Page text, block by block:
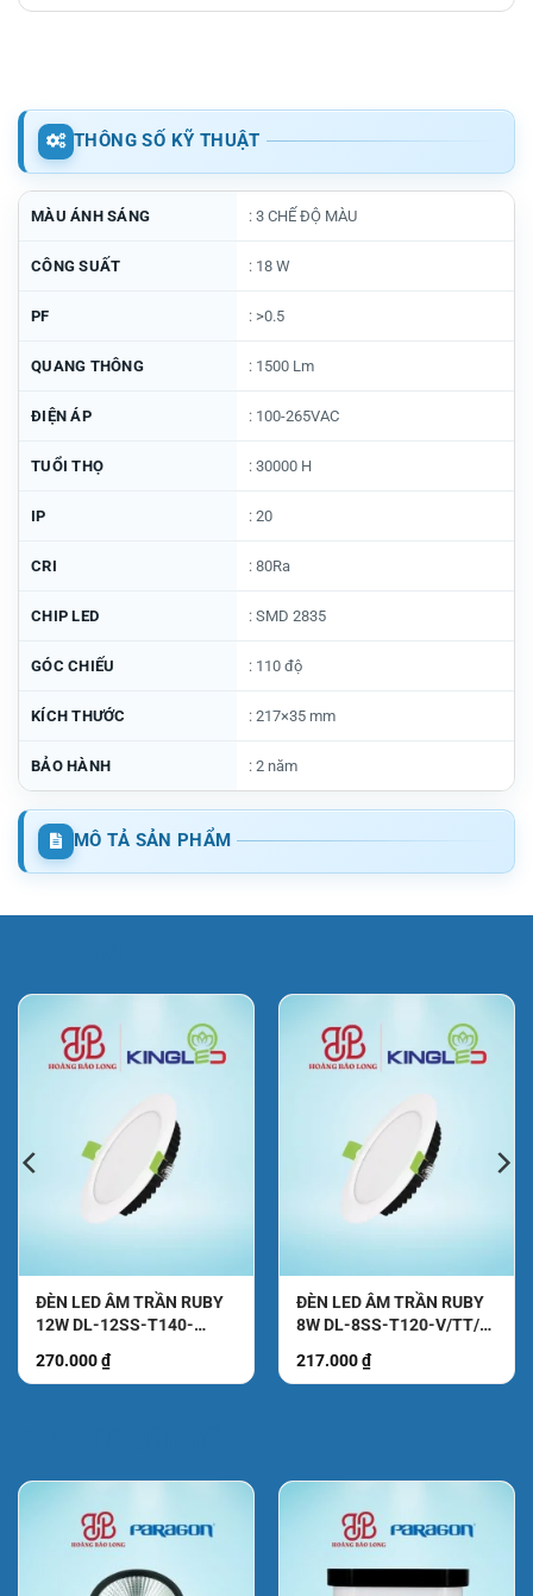
THÔNG SỐ KỸ THUẬT
MÀU ÁNH SÁNG : 3 CHẾ ĐỘ MÀU
CÔNG SUẤT : 18 W
PF : >0.5
QUANG THÔNG : 1500 Lm
ĐIỆN ÁP : 100-265VAC
TUỔI THỌ : 30000 H
IP : 20
CRI : 80Ra
CHIP LED : SMD 2835
GÓC CHIẾU : 110 độ
KÍCH THƯỚC : 217×35 mm
BẢO HÀNH : 2 năm
MÔ TẢ SẢN PHẨM
ĐÈN LED ÂM TRẦN RUBY
12W DL-12SS-T140-
270.000₫
ĐÈN LED ÂM TRẦN RUBY
8W DL-8SS-T120-V/TT/T
217.000₫